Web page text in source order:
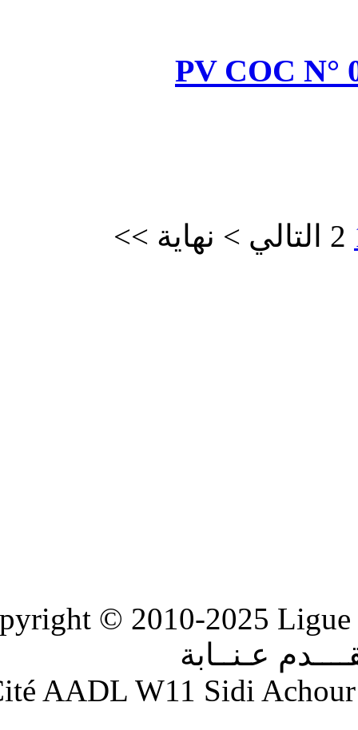
نهاية>>
Copyright © 2010-
Adresse : Cité AADL W11